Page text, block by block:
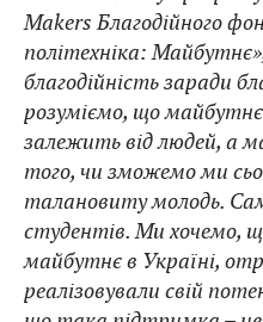
Makers Благодійного
політехніка:
благодійність заради
розуміємо, що майбутнє
залежить від людей, а
того, чи зможемо ми
талановиту молодь.
студентів. Ми хочемо,
майбутнє в Україні,
реалізовували свій